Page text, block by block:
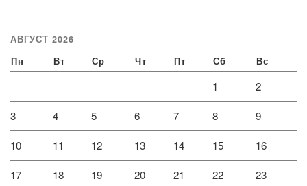
АВГУСТ 2026
Пн Вт Ср Чт Пт Сб Вс
1 2
3 4 5 6 7 8 9
10 11 12 13 14 15 16
17 18 19 20 21 22 23